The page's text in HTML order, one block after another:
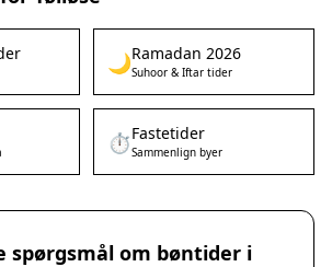
🌙Ramadan 2026
Suhoor & Iftar tider
⏱️Fastetider
Sammenlign byer
spørgsmål om bøntider i